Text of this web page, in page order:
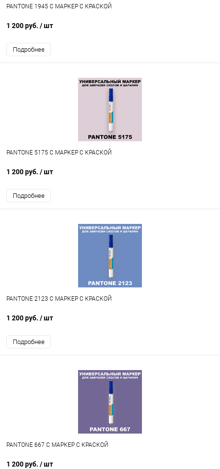
PANTONE 1945 C МАРКЕР С КРАСКОЙ
1 200 руб. / шт
Подробнее
PANTONE 5175 C МАРКЕР С КРАСКОЙ
1 200 руб. / шт
Подробнее
PANTONE 2123 C МАРКЕР С КРАСКОЙ
1 200 руб. / шт
Подробнее
PANTONE 667 C МАРКЕР С КРАСКОЙ
1 200 руб. / шт